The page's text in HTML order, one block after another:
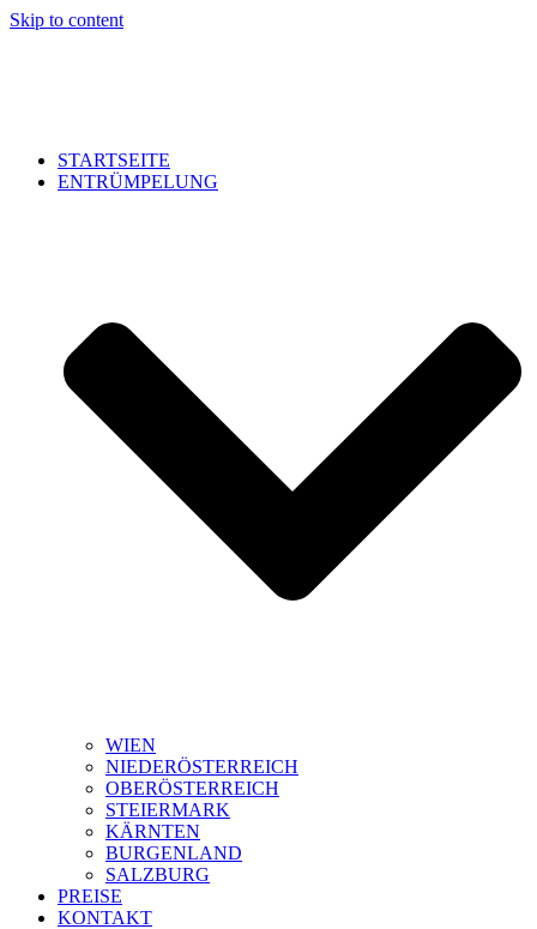
Skip to content
STARTSEITE
ENTRÜMPELUNG
WIEN
NIEDERÖSTERREICH
OBERÖSTERREICH
STEIERMARK
KÄRNTEN
BURGENLAND
SALZBURG
PREISE
KONTAKT